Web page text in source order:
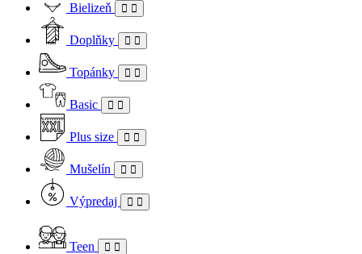
Bielizeň
Doplňky
Topánky
Basic
Plus size
Mušelín
Výpredaj
Teen